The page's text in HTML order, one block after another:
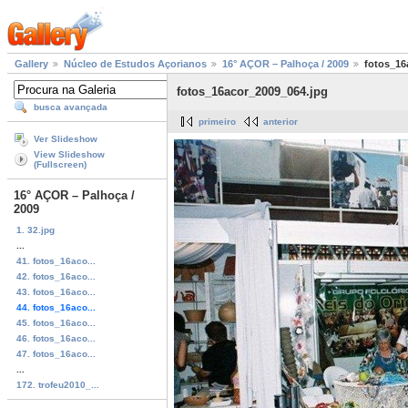
Gallery Núcleo de Estudos Açorianos 16° AÇOR – Palhoça / 2009
busca avançada
Ver Slideshow
View Slideshow
(Fullscreen)
16° AÇOR – Palhoça /
2009
1. 32.jpg
41. fotos_16aco...
42. fotos_16aco...
43. fotos_16aco...
44. fotos_16aco...
45. fotos_16aco...
46. fotos_16aco...
47. fotos_16aco...
172. trofeu2010_...
fotos_16acor_2009_064.jpg
primeiro anterior